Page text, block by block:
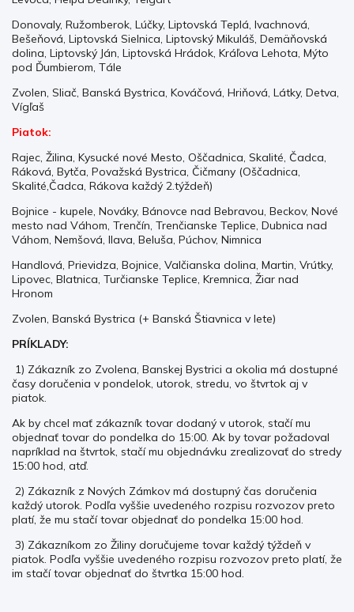
Donovaly, Ružomberok, Lúčky, Liptovská Teplá, Ivachnová,
Bešeňová, Liptovská Sielnica, Liptovský Mikuláš, Demäňovská
dolina, Liptovský Ján, Liptovská Hrádok, Kráľova Lehota, Mýto
pod Ďumbierom, Tále
Zvolen, Sliač, Banská Bystrica, Kováčová, Hriňová, Látky, Detva,
Vígľaš
Piatok:
Rajec, Žilina, Kysucké nové Mesto, Oščadnica, Skalité, Čadca,
Ráková, Bytča, Považská Bystrica, Čičmany (Oščadnica,
Skalité,Čadca, Rákova každý 2.týždeň)
Bojnice - kupele, Nováky, Bánovce nad Bebravou, Beckov, Nové
mesto nad Váhom, Trenčín, Trenčianske Teplice, Dubnica nad
Váhom, Nemšová, Ilava, Beluša, Púchov, Nimnica
Handlová, Prievidza, Bojnice, Valčianska dolina, Martin, Vrútky,
Lipovec, Blatnica, Turčianske Teplice, Kremnica, Žiar nad
Hronom
Zvolen, Banská Bystrica (+ Banská Štiavnica v lete)
PRÍKLADY:
1) Zákazník zo Zvolena, Banskej Bystrici a okolia má dostupné
časy doručenia v pondelok, utorok, stredu, vo štvrtok aj v
piatok.
Ak by chcel mať zákazník tovar dodaný v utorok, stačí mu
objednať tovar do pondelka do 15:00. Ak by tovar požadoval
napríklad na štvrtok, stačí mu objednávku zrealizovať do stredy
15:00 hod, atď.
2) Zákazník z Nových Zámkov má dostupný čas doručenia
každý utorok. Podľa vyššie uvedeného rozpisu rozvozov preto
platí, že mu stačí tovar objednať do pondelka 15:00 hod.
3) Zákazníkom zo Žiliny doručujeme tovar každý týždeň v
piatok. Podľa vyššie uvedeného rozpisu rozvozov preto platí, že
im stačí tovar objednať do štvrtka 15:00 hod.